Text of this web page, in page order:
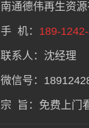
南通德伟再生资源
手 机： 189-
联系人：沈经理
微信号：
宗 旨：免费上门